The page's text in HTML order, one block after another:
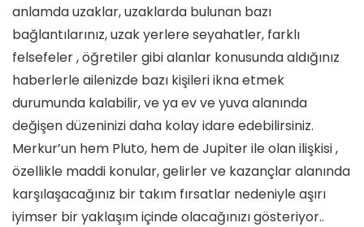
anlamda uzaklar, uzaklarda bulunan bazı
bağlantılarınız, uzak yerlere seyahatler, farklı
felsefeler , öğretiler gibi alanlar konusunda aldığınız
haberlerle ailenizde bazı kişileri ikna etmek
durumunda kalabilir, ve ya ev ve yuva alanında
değişen düzeninizi daha kolay idare edebilirsiniz.
Merkur’un hem Pluto, hem de Jupiter ile olan ilişkisi ,
özellikle maddi konular, gelirler ve kazançlar alanında
karşılaşacağınız bir takım fırsatlar nedeniyle aşırı
iyimser bir yaklaşım içinde olacağınızı gösteriyor..